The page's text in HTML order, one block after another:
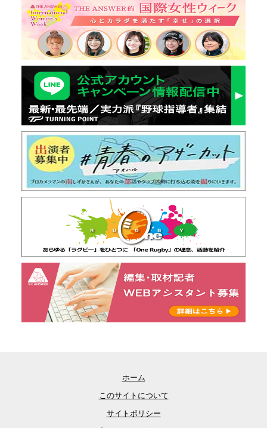
ホーム
このサイトについて
サイトポリシー